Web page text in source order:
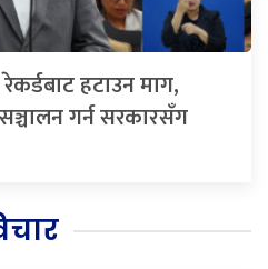
रेकर्डबाट हटाउन माग,
गर्न सरकारसँग